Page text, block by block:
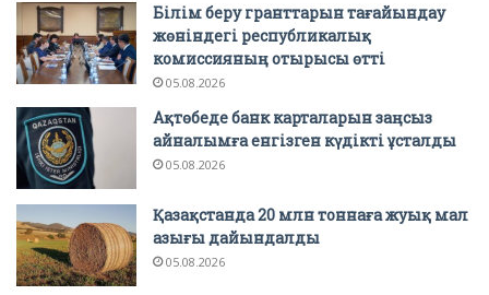
Білім беру гранттарын тағайындау
жөніндегі республикалық
комиссияның отырысы өтті
05.08.2026
Ақтөбеде банк карталарын заңсыз
айналымға енгізген күдікті ұсталды
05.08.2026
Қазақстанда 20 млн тоннаға жуық мал
азығы дайындалды
05.08.2026